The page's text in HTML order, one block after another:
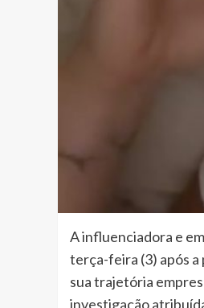
A influenciadora e
terça-feira (3) após a
sua trajetória
investigação